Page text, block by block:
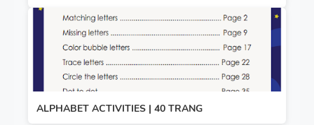
ALPHABET ACTIVITIES | 40 TRANG